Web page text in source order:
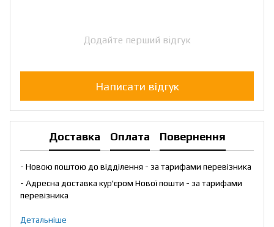
Додайте перший відгук
Написати відгук
Доставка Оплата Повернення
- Новою поштою до відділення - за тарифами перевізника
- Адресна доставка кур'єром Нової пошти - за тарифами
перевізника
Детальніше